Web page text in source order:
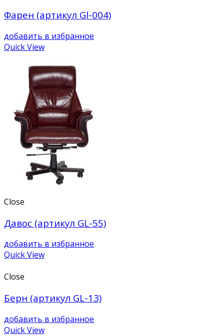
Фарен (артикул Gl-004)
добавить в избранное
Quick View
Close
Давос (артикул GL-55)
добавить в избранное
Quick View
Close
Берн (артикул GL-13)
добавить в избранное
Quick View